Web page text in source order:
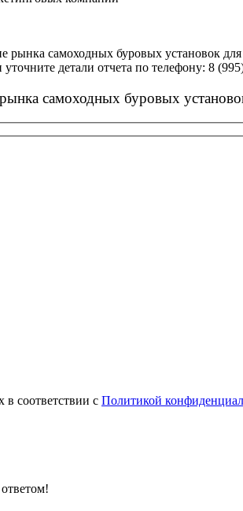
рынка самоходных буровых установок
детали отчета по телефону: 8
самоходных буровых
соответствии с Политикой